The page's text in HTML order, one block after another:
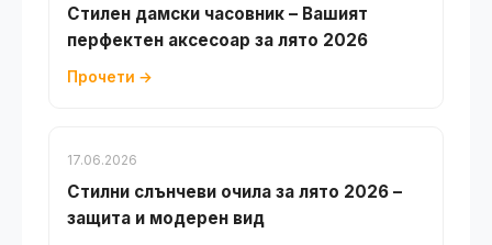
Стилен дамски часовник – Вашият
перфектен аксесоар за лято 2026
Прочети →
17.06.2026
Стилни слънчеви очила за лято 2026 –
защита и модерен вид